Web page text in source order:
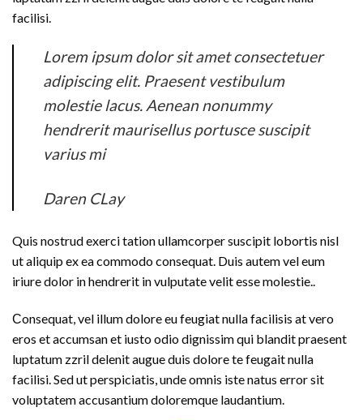
facilisi.
Lorem ipsum dolor sit amet consectetuer
adipiscing elit. Praesent vestibulum
molestie lacus. Aenean nonummy
hendrerit maurisellus portusce suscipit
varius mi
Daren CLay
Quis nostrud exerci tation ullamcorper suscipit lobortis nisl
ut aliquip ex ea commodo consequat. Duis autem vel eum
iriure dolor in hendrerit in vulputate velit esse molestie..
Сonsequat, vel illum dolore eu feugiat nulla facilisis at vero
eros et accumsan et iusto odio dignissim qui blandit praesent
luptatum zzril delenit augue duis dolore te feugait nulla
facilisi. Sed ut perspiciatis, unde omnis iste natus error sit
voluptatem accusantium doloremque laudantium.